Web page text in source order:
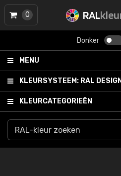
RAL
Donker
MENU
KLEURSYSTEEM: RAL DESIGN
KLEURCATEGORIEËN
0